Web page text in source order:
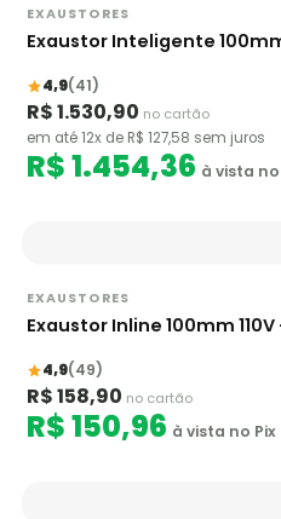
EXAUSTORES
Exaustor Inteligente
4,9(41)
R$ 1.530,90 no cartão
em até 12x de R$ 127,58 sem juros
R$ 1.454,36 à vista no
EXAUSTORES
Exaustor Inline 100mm
4,9(49)
R$ 158,90 no cartão
R$ 150,96 à vista no Pix